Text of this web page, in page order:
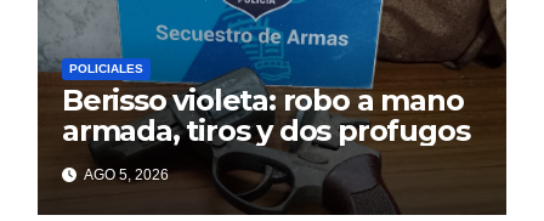
POLICIALES
Berisso violeta: robo a mano
armada, tiros y dos profugos
AGO 5, 2026